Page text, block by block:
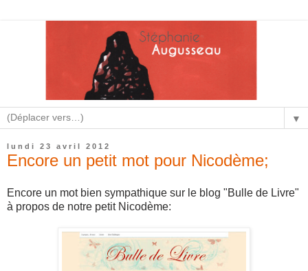
▼
lundi 23 avril 2012
Encore un petit mot pour Nicodème;
Encore un mot bien sympathique sur le blog "Bulle de Livre"
à propos de notre petit Nicodème: